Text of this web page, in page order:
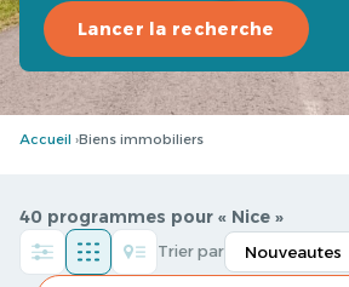
Lancer la recherche
Accueil Biens immobiliers
40 programmes pour « Nice »
Trier par